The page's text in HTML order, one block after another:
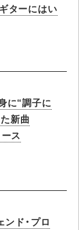
ターにはい
に“調子に
新曲
ス
ンド・プロ